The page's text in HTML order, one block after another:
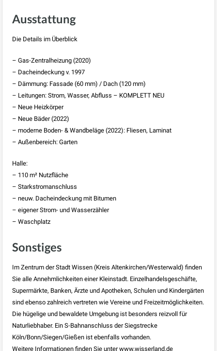
Ausstattung
Die Details im Überblick
– Gas-Zentralheizung (2020)
– Dacheindeckung v. 1997
– Dämmung: Fassade (60 mm) / Dach (120 mm)
– Leitungen: Strom, Wasser, Abfluss – KOMPLETT NEU
– Neue Heizkörper
– Neue Bäder (2022)
– moderne Boden- & Wandbeläge (2022): Fliesen, Laminat
– Außenbereich: Garten
Halle:
– 110 m² Nutzfläche
– Starkstromanschluss
– neuw. Dacheindeckung mit Bitumen
– eigener Strom- und Wasserzähler
– Waschplatz
Sonstiges
Im Zentrum der Stadt Wissen (Kreis Altenkirchen/Westerwald) finden
Sie alle Annehmlichkeiten einer Kleinstadt. Einzelhandelsgeschäfte,
Supermärkte, Banken, Ärzte und Apotheken, Schulen und Kindergärten
sind ebenso zahlreich vertreten wie Vereine und Freizeitmöglichkeiten.
Die hügelige und bewaldete Umgebung ist besonders reizvoll für
Naturliebhaber. Ein S-Bahnanschluss der Siegstrecke
Köln/Bonn/Siegen/Gießen ist ebenfalls vorhanden.
Weitere Informationen finden Sie unter www.wisserland.de